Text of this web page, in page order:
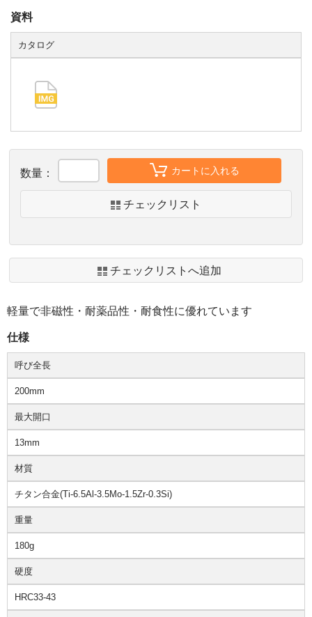
数量： カートに入れる
チェックリスト
チェックリストへ追加
軽量で非磁性・耐薬品性・耐食性に優れています
仕様
呼び全長
200mm
最大開口
13mm
材質
チタン合金(Ti-6.5Al-3.5Mo-1.5Zr-0.3Si)
重量
180g
硬度
HRC33-43
資料
カタログ